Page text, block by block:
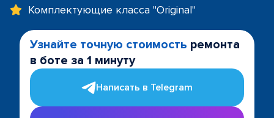
Комплектующие класса "Original"
Узнайте точную стоимость ремонта
в боте за 1 минуту
Написать в Telegram